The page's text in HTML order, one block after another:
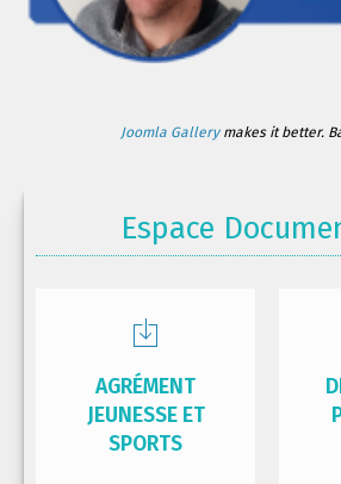
Joomla Gallerymakes it better.
Espace
AGRÉMENT
JEUNESSE ET
SPORTS